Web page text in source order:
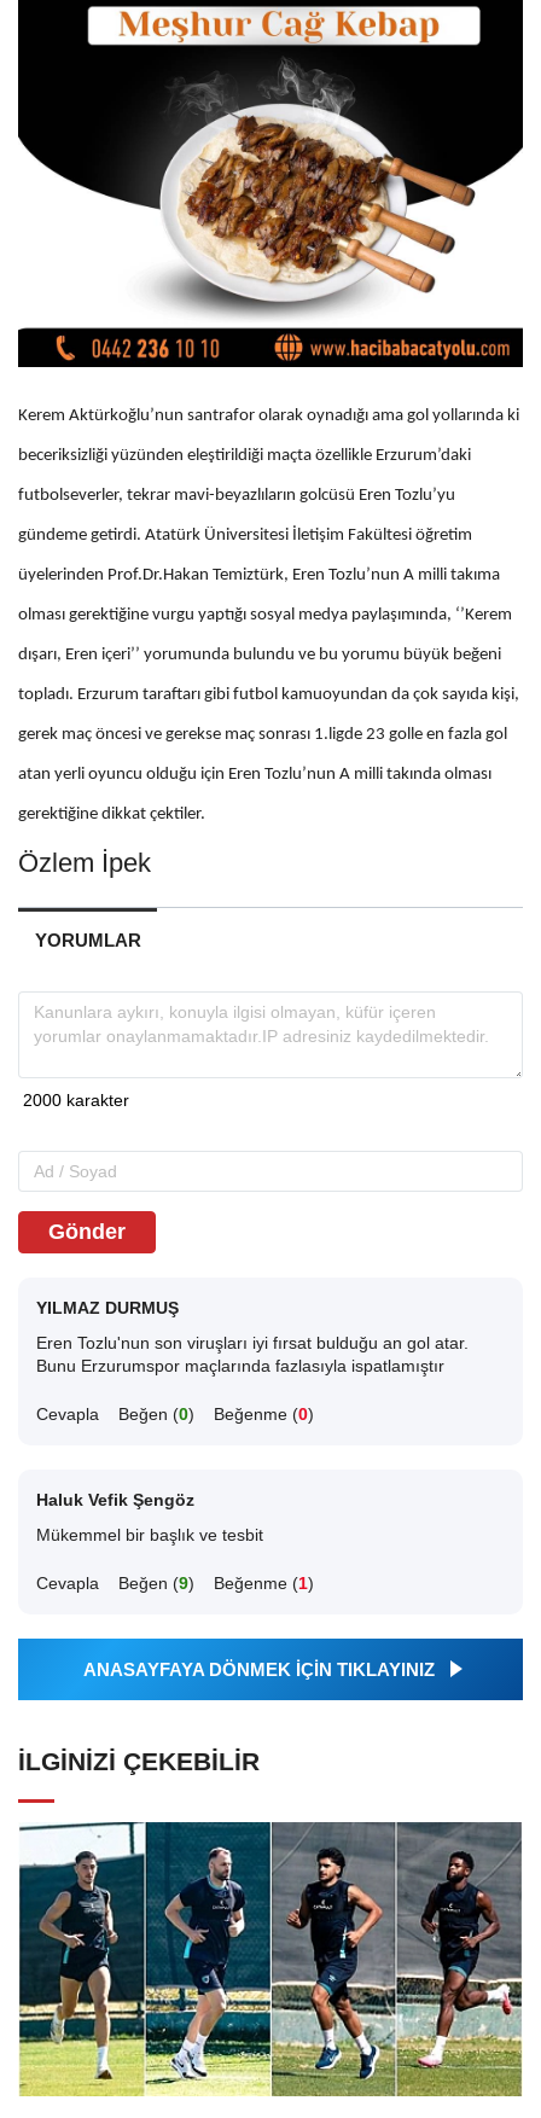
Kerem Aktürkoğlu’nun santrafor olarak oynadığı ama gol yollarında ki
beceriksizliği yüzünden eleştirildiği maçta özellikle Erzurum’daki
futbolseverler, tekrar mavi-beyazlıların golcüsü Eren Tozlu’yu
gündeme getirdi. Atatürk Üniversitesi İletişim Fakültesi öğretim
üyelerinden Prof.Dr.Hakan Temiztürk, Eren Tozlu’nun A milli takıma
olması gerektiğine vurgu yaptığı sosyal medya paylaşımında, ‘’Kerem
dışarı, Eren içeri’’ yorumunda bulundu ve bu yorumu büyük beğeni
topladı. Erzurum taraftarı gibi futbol kamuoyundan da çok sayıda kişi,
gerek maç öncesi ve gerekse maç sonrası 1.ligde 23 golle en fazla gol
atan yerli oyuncu olduğu için Eren Tozlu’nun A milli takında olması
gerektiğine dikkat çektiler.
Özlem İpek
YORUMLAR
Gönder
YILMAZ DURMUŞ
Eren Tozlu'nun son viruşları iyi fırsat bulduğu an gol atar.
Bunu Erzurumspor maçlarında fazlasıyla ispatlamıştır
Cevapla Beğen (0) Beğenme (0)
Haluk Vefik Şengöz
Mükemmel bir başlık ve tesbit
Cevapla Beğen (9) Beğenme (1)
ANASAYFAYA DÖNMEK İÇİN TIKLAYINIZ
İLGINIZI ÇEKEBILIR